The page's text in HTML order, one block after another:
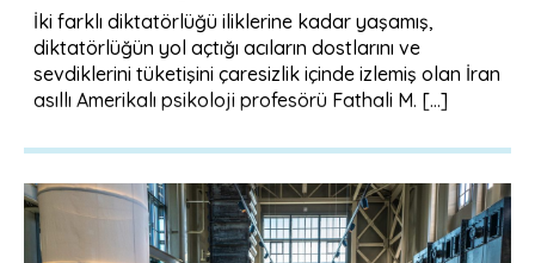
İki farklı diktatörlüğü iliklerine kadar yaşamış,
diktatörlüğün yol açtığı acıların dostlarını ve
sevdiklerini tüketişini çaresizlik içinde izlemiş olan İran
asıllı Amerikalı psikoloji profesörü Fathali M. […]